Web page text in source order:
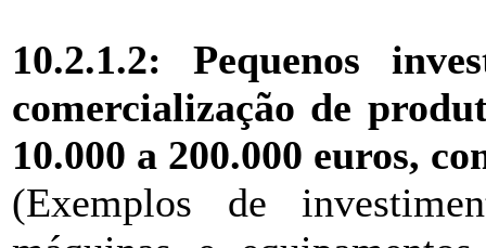
10.2.1.2: Pequenos
comercialização de
10.000 a 200.000 euros,
(Exemplos de